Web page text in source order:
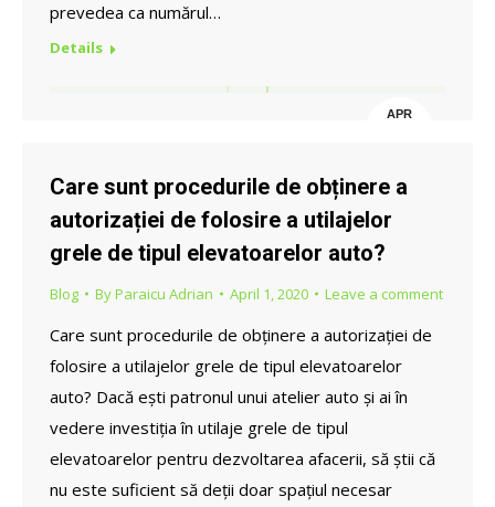
prevedea ca numărul…
Details
APR
Care sunt procedurile de obținere a
autorizației de folosire a utilajelor
grele de tipul elevatoarelor auto?
Blog ByParaicu Adrian April 1, 2020 Leave a comment
Care sunt procedurile de obținere a autorizației de
folosire a utilajelor grele de tipul elevatoarelor
auto? Dacă ești patronul unui atelier auto și ai în
vedere investiția în utilaje grele de tipul
elevatoarelor pentru dezvoltarea afacerii, să știi că
nu este suficient să deții doar spațiul necesar